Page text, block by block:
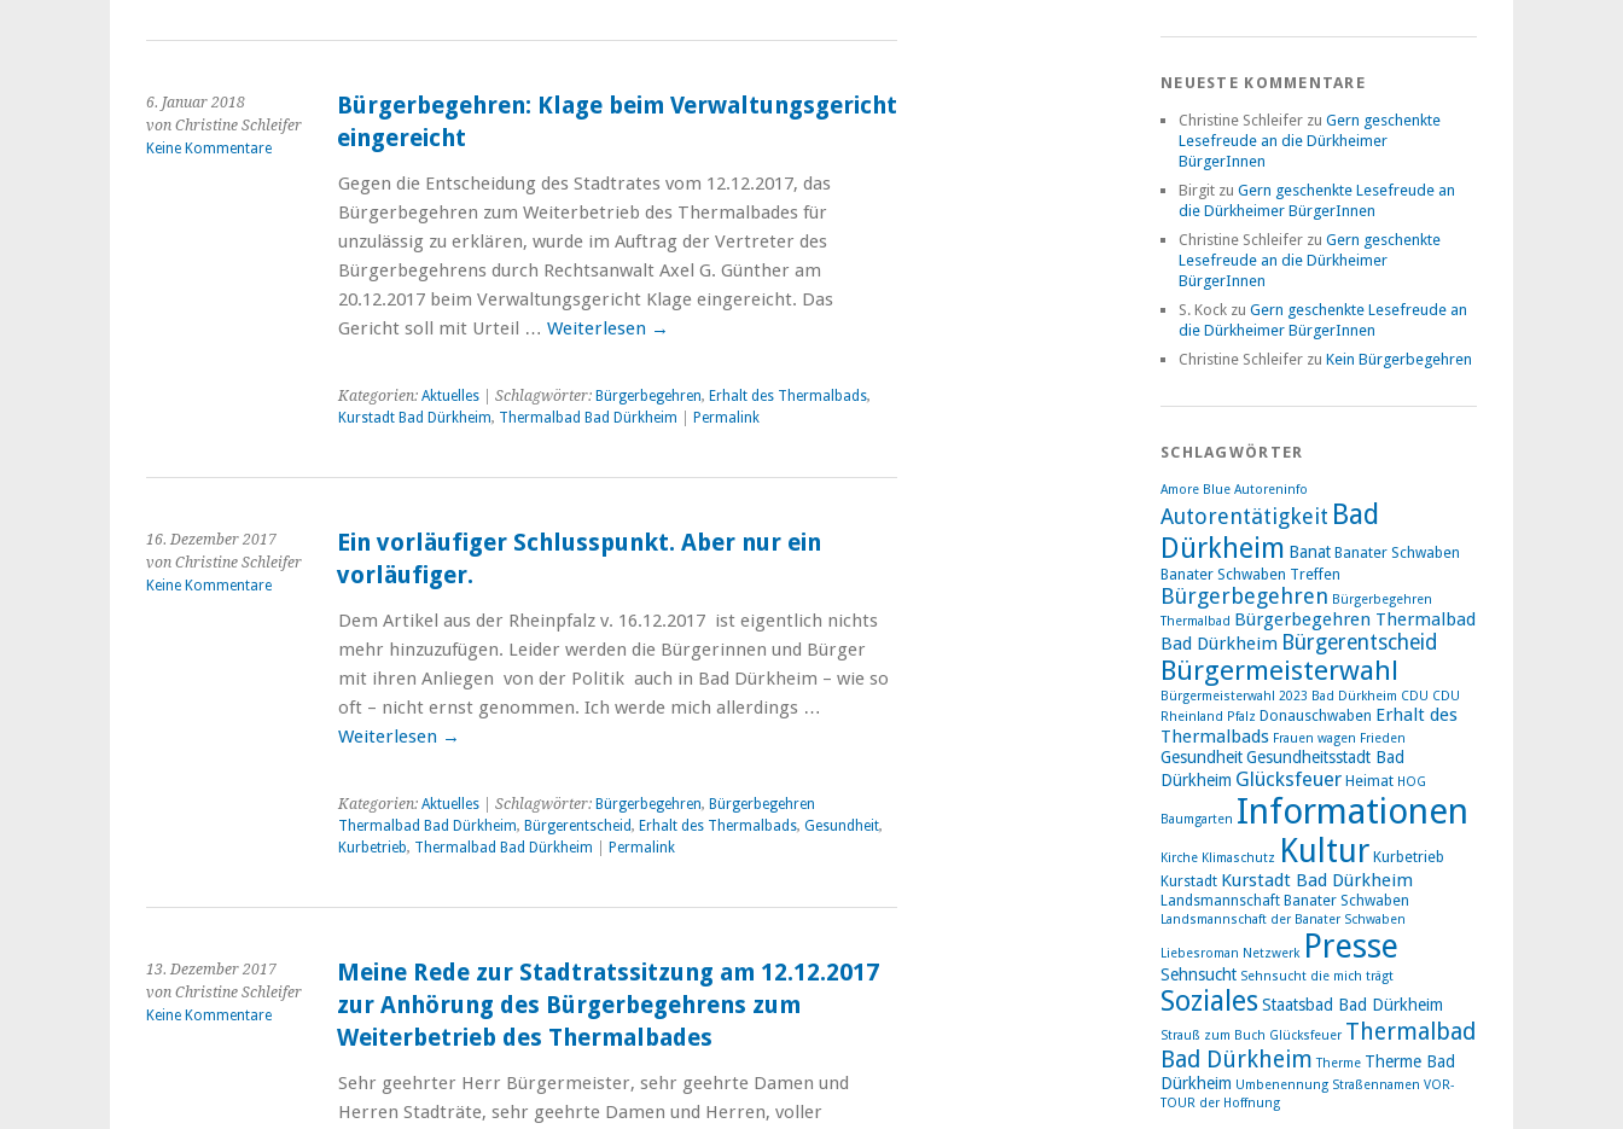
6. Januar 2018
von Christine Schleifer
Keine Kommentare
Bürgerbegehren: Klage beim Verwaltungsgericht
eingereicht
Gegen die Entscheidung des Stadtrates vom 12.12.2017, das
Bürgerbegehren zum Weiterbetrieb des Thermalbades für
unzulässig zu erklären, wurde im Auftrag der Vertreter des
Bürgerbegehrens durch Rechtsanwalt Axel G. Günther am
20.12.2017 beim Verwaltungsgericht Klage eingereicht. Das
Gericht soll mit Urteil … Weiterlesen →
Kategorien: Aktuelles| Schlagwörter: Bürgerbegehren, Erhalt des Thermalbads,
Kurstadt Bad Dürkheim, Thermalbad Bad Dürkheim Permalink
16. Dezember 2017
von Christine Schleifer
Keine Kommentare
Ein vorläufiger Schlusspunkt. Aber nur ein
vorläufiger.
Dem Artikel aus der Rheinpfalz v. 16.12.2017 ist eigentlich nichts
mehr hinzuzufügen. Leider werden die Bürgerinnen und Bürger
mit ihren Anliegen von der Politik auch in Bad Dürkheim – wie so
oft – nicht ernst genommen. Ich werde mich allerdings …
Weiterlesen →
Kategorien: Aktuelles| Schlagwörter: Bürgerbegehren, Bürgerbegehren
Thermalbad Bad Dürkheim, Bürgerentscheid, Erhalt des Thermalbads, Gesundheit,
Kurbetrieb, Thermalbad Bad Dürkheim Permalink
13. Dezember 2017
von Christine Schleifer
Keine Kommentare
Meine Rede zur Stadtratssitzung am 12.12.2017
zur Anhörung des Bürgerbegehrens zum
Weiterbetrieb des Thermalbades
Sehr geehrter Herr Bürgermeister, sehr geehrte Damen und
Herren Stadträte, sehr geehrte Damen und Herren, voller
NEUESTE KOMMENTARE
Christine Schleifer zu Gern geschenkte
Lesefreude an die Dürkheimer
BürgerInnen
Birgit zu Gern geschenkte Lesefreude an
die Dürkheimer BürgerInnen
Christine Schleifer zu Gern geschenkte
Lesefreude an die Dürkheimer
BürgerInnen
S. Kock zu Gern geschenkte Lesefreude an
die Dürkheimer BürgerInnen
Christine Schleifer zu Kein Bürgerbegehren
SCHLAGWÖRTER
Amore Blue Autoreninfo
Autorentätigkeit Bad
Dürkheim Banat Banater Schwaben
Banater Schwaben Treffen
Bürgerbegehren Bürgerbegehren
Thermalbad Bürgerbegehren Thermalbad
Bad Dürkheim Bürgerentscheid
Bürgermeisterwahl
Bürgermeisterwahl 2023 Bad Dürkheim CDU CDU
Rheinland Pfalz Donauschwaben Erhalt des
Thermalbads Frauen wagen Frieden
GesundheitGesundheitsstadt Bad
Dürkheim Glücksfeuer Heimat HOG
Baumgarten Informationen
Kirche Klimaschutz Kultur Kurbetrieb
Kurstadt Kurstadt Bad Dürkheim
Landsmannschaft Banater Schwaben
Landsmannschaft der Banater Schwaben
Liebesroman Netzwerk Presse
Sehnsucht Sehnsucht die mich trägt
Soziales Staatsbad Bad Dürkheim
Strauß zum Buch Glücksfeuer Thermalbad
Bad Dürkheim Therme Therme Bad
Dürkheim Umbenennung Straßennamen VOR-
TOUR der Hoffnung